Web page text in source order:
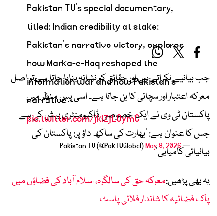
Pakistan TV’s special documentary,
titled: Indian credibility at stake:
Pakistan's narrative victory, explores
how Marka-e-Haq reshaped the
information war and how Pakistan’s
narrative…
pic.twitter.com/jklZjLOymC
— Pakistan TV (@PakTVGlobal)
May 8, 2026
جب بیانیے ٹکراتے ہیں اور حقائق کو نشانہ بنایا جاتا ہے تو اصل
معرکہ اعتبار اور سچائی کا بن جاتا ہے۔ اسی پس منظر میں
پاکستان ٹی وی نے ایک خصوصی ڈاکیومنٹری پیش کی ہے
جس کا عنوان ہے: ’بھارت کی ساکھ داؤ پر: پاکستان کی
بیانیاتی کامیابی‘
یہ بھی پڑھیں:معرکہ حق کی سالگرہ، اسلام آباد کی فضاؤں میں
پاک فضائیہ کا شاندار فلائی پاسٹ